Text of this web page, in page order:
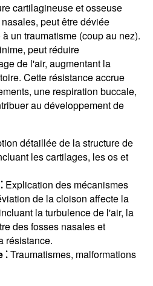
cartilagineuse et osseuse
peut être déviée
un traumatisme (coup au nez).
peut réduire
de l'air, augmentant la
Cette résistance accrue
une respiration buccale,
au développement de
détaillée de la structure de
les cartilages, les os et
Explication des mécanismes
de la cloison affecte la
la turbulence de l'air, la
des fosses nasales et
résistance.
Traumatismes, malformations